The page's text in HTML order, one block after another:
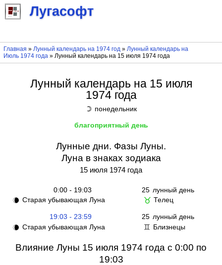
Лугасофт
Главная » Лунный календарь на 1974 год» Лунный календарь на
Июль 1974 года» Лунный календарь на 15 июля 1974 года
Лунный календарь на 15 июля
1974 года
☽ понедельник
благоприятный день
Лунные дни. Фазы Луны.
Луна в знаках зодиака
15 июля 1974 года
0:00 - 19:03 25 лунный день
🌘 Старая убывающая Луна ♉ Телец
19:03 - 23:59 25 лунный день
🌘 Старая убывающая Луна ♊ Близнецы
Влияние Луны 15 июля 1974 года с 0:00 по
19:03